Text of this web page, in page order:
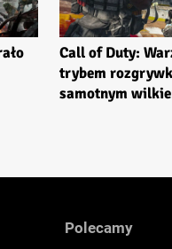
Call of Duty:
trybem
samotnym
Polecamy